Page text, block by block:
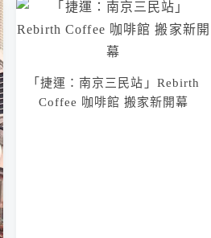
「捷運：南京三民站」老楊在
「捷運：南京三民站」Rebirth
Coffee 咖啡館 搬家新開幕